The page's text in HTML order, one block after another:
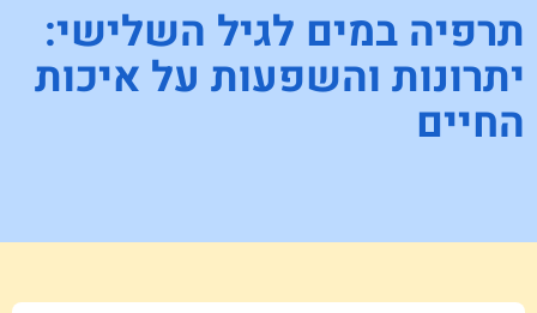
תרפיה במים לגיל השלישי:
יתרונות והשפעות על איכות
החיים